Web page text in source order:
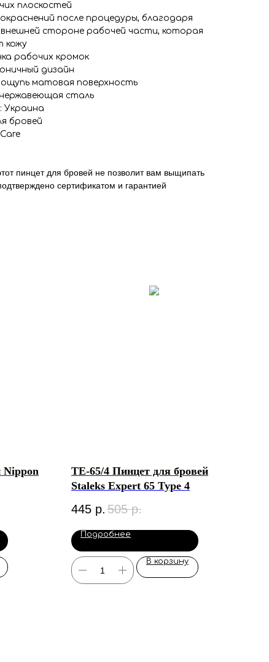
плоскостей
после процедуры, благодаря
стороне рабочей части, которая
кожу
рабочих кромок
дизайн
матовая поверхность
сталь
Украина
бровей
пинцет для бровей не позволит вам выщипать
сертификатом и гарантией
Nippon
ТE-65/4 Пинцет для бровей
Staleks Expert 65 Type 4
445 р. 505 р.
Подробнее
В корзину